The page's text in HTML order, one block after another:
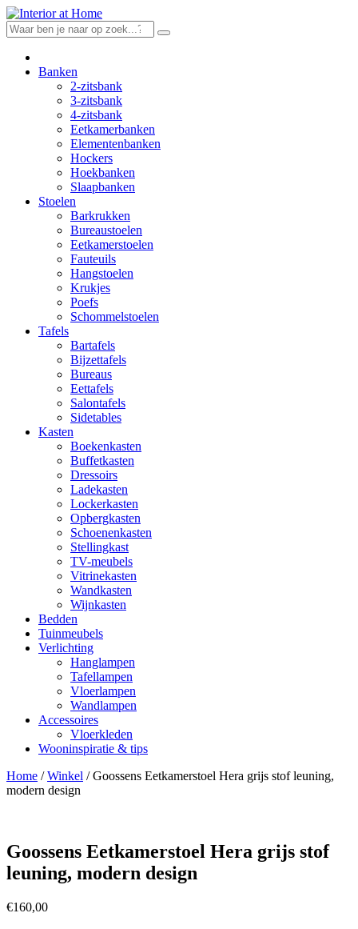
Skip
to
content
Banken
2-zitsbank
3-zitsbank
4-zitsbank
Eetkamerbanken
Elementenbanken
Hockers
Hoekbanken
Slaapbanken
Stoelen
Barkrukken
Bureaustoelen
Eetkamerstoelen
Fauteuils
Hangstoelen
Krukjes
Poefs
Schommelstoelen
Tafels
Bartafels
Bijzettafels
Bureaus
Eettafels
Salontafels
Sidetables
Kasten
Boekenkasten
Buffetkasten
Dressoirs
Ladekasten
Lockerkasten
Opbergkasten
Schoenenkasten
Stellingkast
TV-meubels
Vitrinekasten
Wandkasten
Wijnkasten
Bedden
Tuinmeubels
Verlichting
Hanglampen
Tafellampen
Vloerlampen
Wandlampen
Accessoires
Vloerkleden
Wooninspiratie & tips
Home /Winkel /Goossens Eetkamerstoel Hera grijs stof leuning,
modern design
Goossens Eetkamerstoel Hera grijs stof
leuning, modern design
€160,00